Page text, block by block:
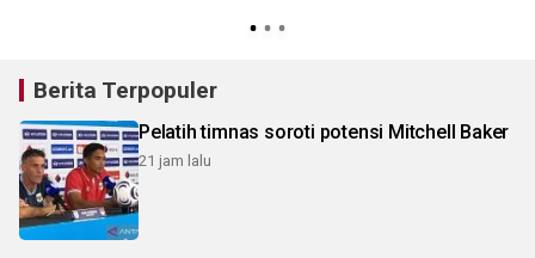
Berita Terpopuler
Pelatih timnas soroti potensi Mitchell Baker
21 jam lalu